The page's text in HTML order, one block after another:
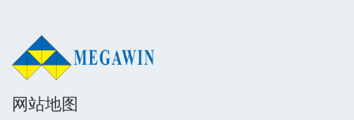
网站地图